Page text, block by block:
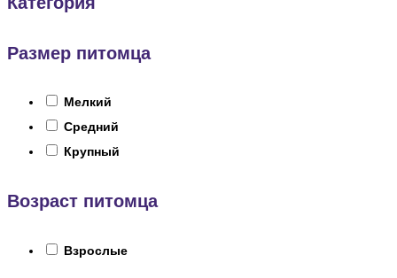
Размер питомца
Мелкий
Средний
Крупный
Возраст питомца
Взрослые